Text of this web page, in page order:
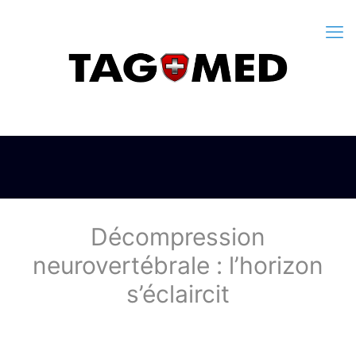
Décompression
neurovertébrale : l’horizon
s’éclaircit